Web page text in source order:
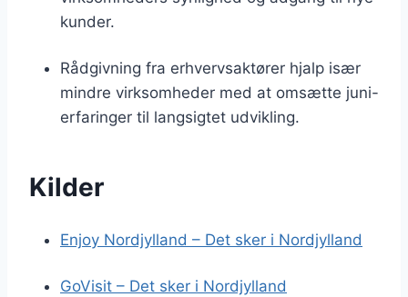
kunder.
Rådgivning fra erhvervsaktører hjalp især
mindre virksomheder med at omsætte juni-
erfaringer til langsigtet udvikling.
Kilder
Enjoy Nordjylland – Det sker i Nordjylland
GoVisit – Det sker i Nordjylland